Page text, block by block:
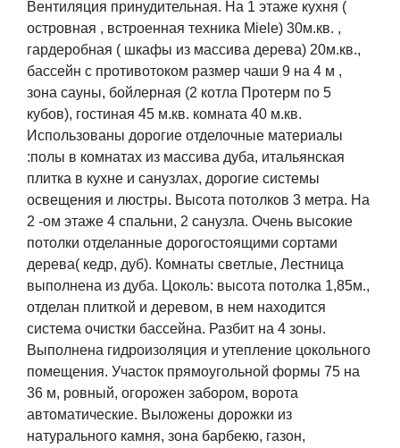
Вентиляция принудительная. На 1 этаже кухня (
островная , встроенная техника Miele) 30м.кв. ,
гардеробная ( шкафы из массива дерева) 20м.кв.,
бассейн с противотоком размер чаши 9 на 4 м ,
зона сауны, бойлерная (2 котла Протерм по 5
кубов), гостиная 45 м.кв. комната 40 м.кв.
Использованы дорогие отделочные материалы
:полы в комнатах из массива дуба, итальянская
плитка в кухне и санузлах, дорогие системы
освещения и люстры. Высота потолков 3 метра. На
2 -ом этаже 4 спальни, 2 санузла. Очень высокие
потолки отделанные дорогостоящими сортами
дерева( кедр, дуб). Комнаты светлые, Лестница
выполнена из дуба. Цоколь: высота потолка 1,85м.,
отделан плиткой и деревом, в нем находится
система очистки бассейна. Разбит на 4 зоны.
Выполнена гидроизоляция и утепление цокольного
помещения. Участок прямоугольной формы 75 на
36 м, ровный, огорожен забором, ворота
автоматические. Выложены дорожки из
натурального камня, зона барбекю, газон,